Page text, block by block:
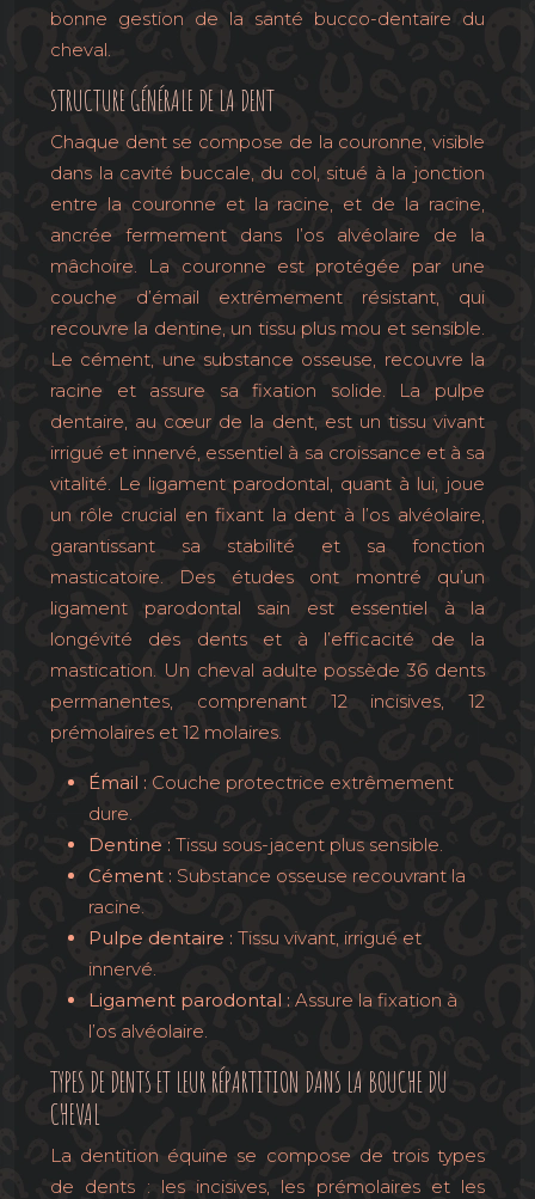
bonne gestion de la santé bucco-dentaire du
cheval.
STRUCTURE GÉNÉRALE DE LA DENT
Chaque dent se compose de la couronne, visible
dans la cavité buccale, du col, situé à la jonction
entre la couronne et la racine, et de la racine,
ancrée fermement dans l’os alvéolaire de la
mâchoire. La couronne est protégée par une
couche d’émail extrêmement résistant, qui
recouvre la dentine, un tissu plus mou et sensible.
Le cément, une substance osseuse, recouvre la
racine et assure sa fixation solide. La pulpe
dentaire, au cœur de la dent, est un tissu vivant
irrigué et innervé, essentiel à sa croissance et à sa
vitalité. Le ligament parodontal, quant à lui, joue
un rôle crucial en fixant la dent à l’os alvéolaire,
garantissant sa stabilité et sa fonction
masticatoire. Des études ont montré qu’un
ligament parodontal sain est essentiel à la
longévité des dents et à l’efficacité de la
mastication. Un cheval adulte possède 36 dents
permanentes, comprenant 12 incisives, 12
prémolaires et 12 molaires.
Émail : Couche protectrice extrêmement
dure.
Dentine : Tissu sous-jacent plus sensible.
Cément : Substance osseuse recouvrant la
racine.
Pulpe dentaire : Tissu vivant, irrigué et
innervé.
Ligament parodontal : Assure la fixation à
l’os alvéolaire.
TYPES DE DENTS ET LEUR RÉPARTITION DANS LA BOUCHE DU
CHEVAL
La dentition équine se compose de trois types
de dents : les incisives, les prémolaires et les